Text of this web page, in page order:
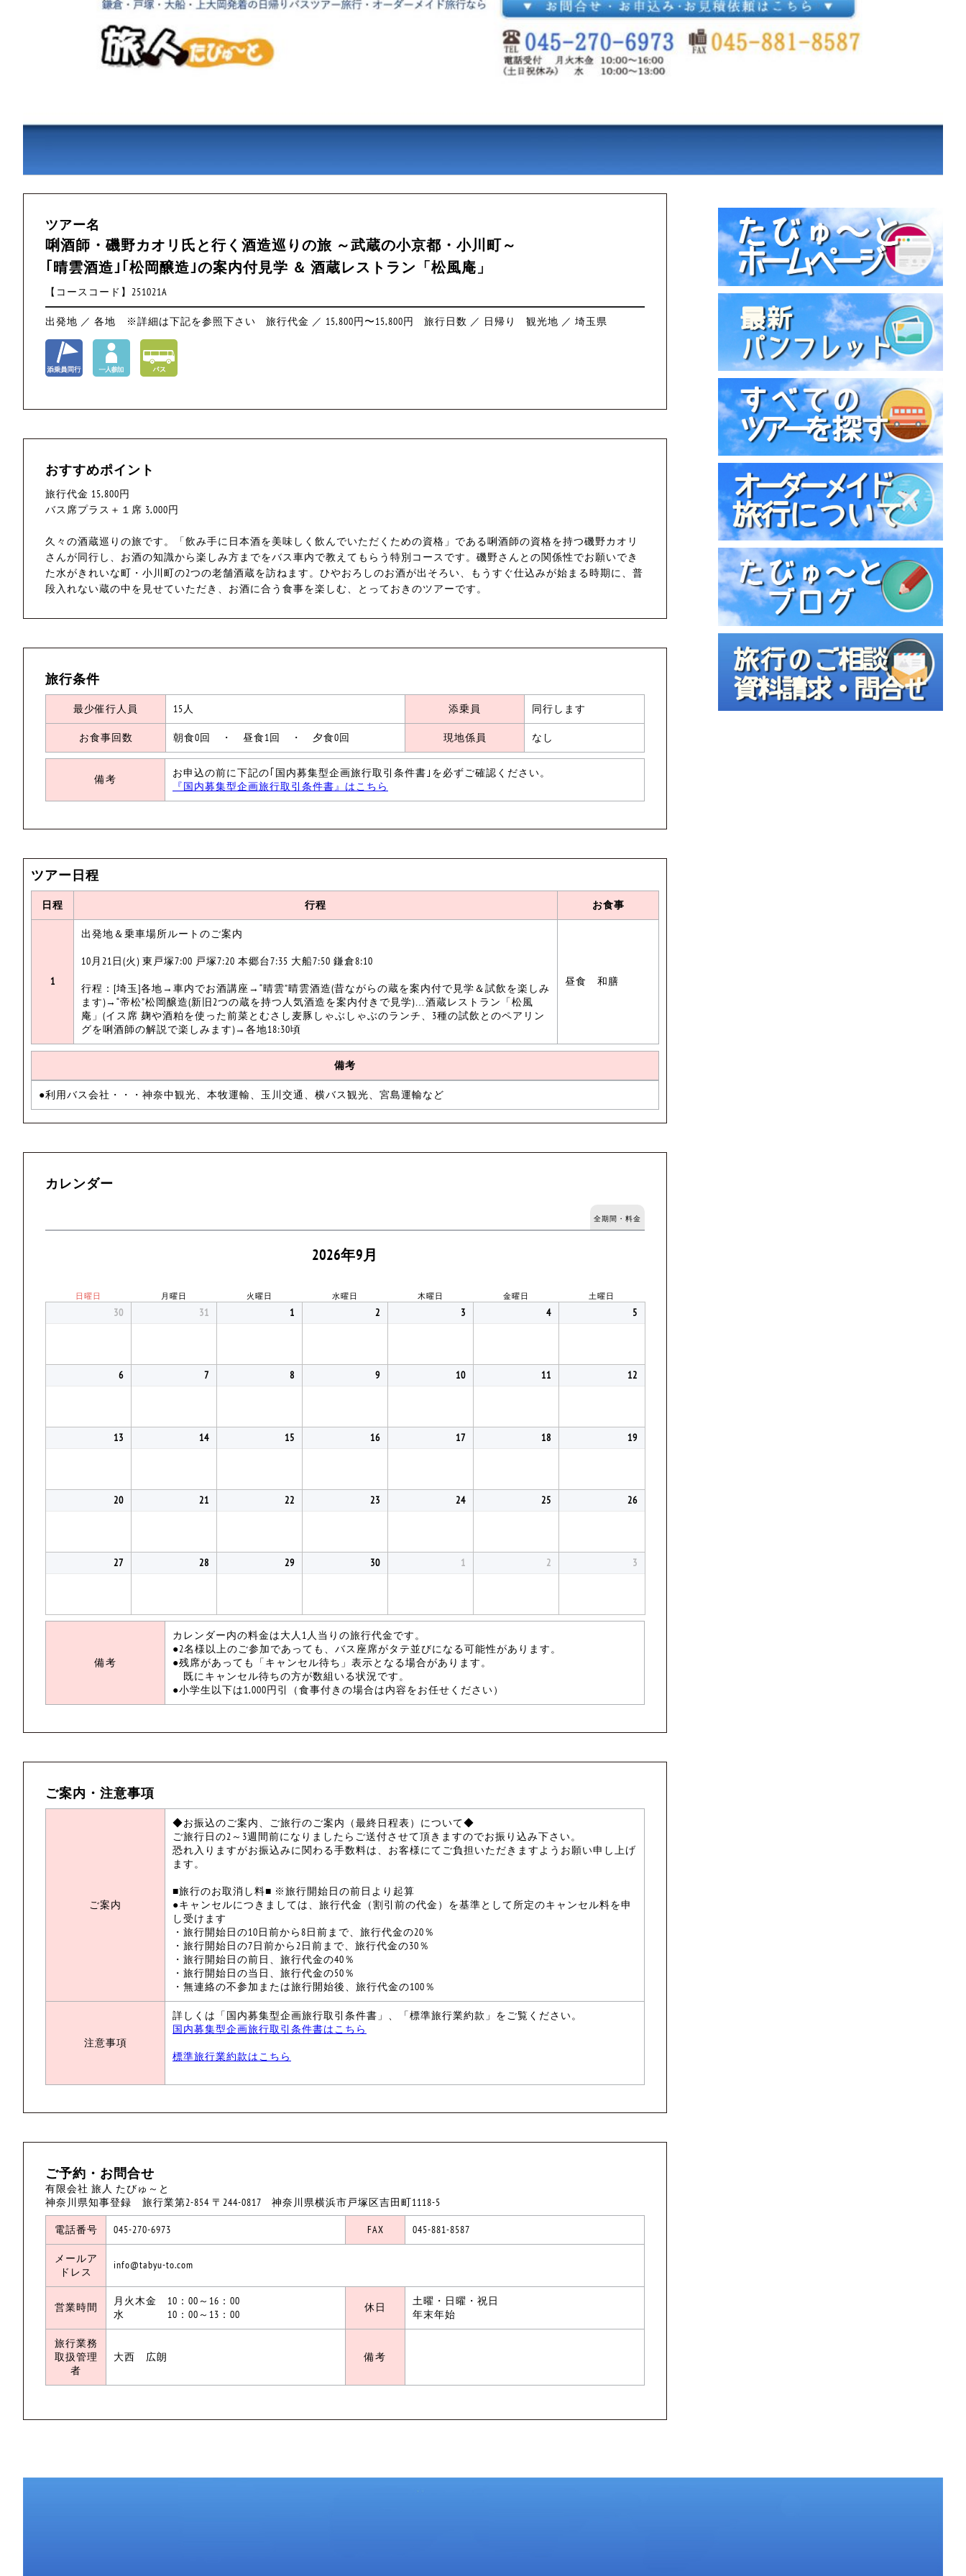
ツアー名
唎酒師・磯野カオリ氏と行く酒造巡りの旅 ～武蔵の小京都・小川町～
｢晴雲酒造｣｢松岡醸造｣の案内付見学 ＆ 酒蔵レストラン「松風庵」
【コースコード】251021A
出発地 ／ 各地 ※詳細は下記を参照下さい 旅行代金 ／ 15,800円〜15,800円 旅行日数 ／ 日帰り 観光地 ／ 埼玉県
おすすめポイント
旅行代金 15,800円
バス席プラス＋１席 3,000円
久々の酒蔵巡りの旅です。「飲み手に日本酒を美味しく飲んでいただくための資格」である唎酒師の資格を持つ磯野カオリ
さんが同行し、お酒の知識から楽しみ方までをバス車内で教えてもらう特別コースです。磯野さんとの関係性でお願いでき
た水がきれいな町・小川町の2つの老舗酒蔵を訪ねます。ひやおろしのお酒が出そろい、もうすぐ仕込みが始まる時期に、普
段入れない蔵の中を見せていただき、お酒に合う食事を楽しむ、とっておきのツアーです。
旅行条件
最少催行人員 15人 添乗員 同行します
お食事回数 朝食0回 ・ 昼食1回 ・ 夕食0回 現地係員 なし
備考
お申込の前に下記の｢国内募集型企画旅行取引条件書｣を必ずご確認ください。
『国内募集型企画旅行取引条件書』はこちら
ツアー日程
日程 行程 お食事
1
出発地＆乗車場所ルートのご案内
10月21日(火) 東戸塚7:00 戸塚7:20 本郷台7:35 大船7:50 鎌倉8:10
行程：[埼玉]各地→車内でお酒講座→“晴雲”晴雲酒造(昔ながらの蔵を案内付で見学＆試飲を楽しみ
ます)→“帝松”松岡醸造(新旧2つの蔵を持つ人気酒造を案内付きで見学)…酒蔵レストラン「松風
庵」(イス席 麹や酒粕を使った前菜とむさし麦豚しゃぶしゃぶのランチ、3種の試飲とのペアリン
グを唎酒師の解説で楽しみます)→各地18:30頃
昼食 和膳
備考
●利用バス会社・・・神奈中観光、本牧運輸、玉川交通、横バス観光、宮島運輸など
カレンダー
全期間・料金
2026年9月
日曜日 月曜日 火曜日 水曜日 木曜日 金曜日 土曜日
30 31 1 2 3 4 5
6 7 8 9 10 11 12
13 14 15 16 17 18 19
20 21 22 23 24 25 26
27 28 29 30 1 2 3
備考
カレンダー内の料金は大人1人当りの旅行代金です。
●2名様以上のご参加であっても、バス座席がタテ並びになる可能性があります。
●残席があっても「キャンセル待ち」表示となる場合があります。
既にキャンセル待ちの方が数組いる状況です。
●小学生以下は1,000円引（食事付きの場合は内容をお任せください）
ご案内・注意事項
ご案内
◆お振込のご案内、ご旅行のご案内（最終日程表）について◆
ご旅行日の2～3週間前になりましたらご送付させて頂きますのでお振り込み下さい。
恐れ入りますがお振込みに関わる手数料は、お客様にてご負担いただきますようお願い申し上げ
ます。
■旅行のお取消し料■ ※旅行開始日の前日より起算
●キャンセルにつきましては、旅行代金（割引前の代金）を基準として所定のキャンセル料を申
し受けます
・旅行開始日の10日前から8日前まで、旅行代金の20％
・旅行開始日の7日前から2日前まで、旅行代金の30％
・旅行開始日の前日、旅行代金の40％
・旅行開始日の当日、旅行代金の50％
・無連絡の不参加または旅行開始後、旅行代金の100％
注意事項
詳しくは「国内募集型企画旅行取引条件書」、「標準旅行業約款」をご覧ください。
国内募集型企画旅行取引条件書はこちら
標準旅行業約款はこちら
ご予約・お問合せ
有限会社 旅人 たびゅ～と
神奈川県知事登録 旅行業第2-854 〒244-0817 神奈川県横浜市戸塚区吉田町1118-5
電話番号 045-270-6973 FAX 045-881-8587
メールア
ドレス
info@tabyu-to.com
営業時間
月火木金 10：00～16：00
水 10：00～13：00
休日
土曜・日曜・祝日
年末年始
旅行業務
取扱管理
者
大西 広朗 備考